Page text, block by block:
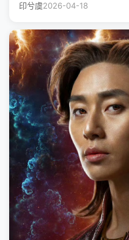
印兮虞2026-04-18